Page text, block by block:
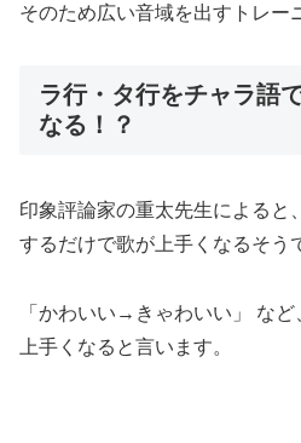
そのため広い音域を出すトレー
ラ行・タ行をチャラ語
なる！？
印象評論家の重太先生によると
するだけで歌が上手くなるそう
「かわいい→きゃわいい」 な
上手くなると言います。